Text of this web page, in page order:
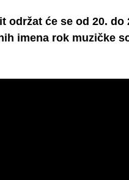
održat će se od 20.
imena rok muzičke